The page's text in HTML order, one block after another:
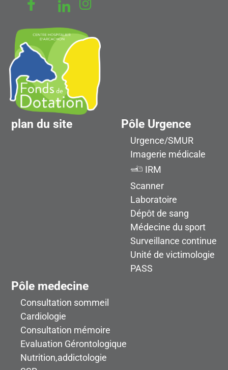
plan du site Pôle Urgence
Urgence/SMUR
Imagerie médicale
IRM
Scanner
Laboratoire
Dépôt de sang
Médecine du sport
Surveillance continue
Unité de victimologie
PASS
Pôle medecine
Consultation sommeil
Cardiologie
Consultation mémoire
Evaluation Gérontologique
Nutrition,addictologie